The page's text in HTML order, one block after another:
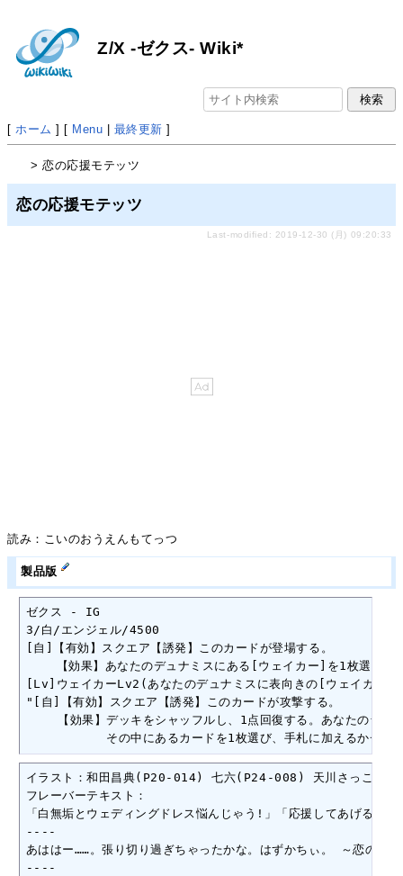
Z/X -ゼクス- Wiki*
[ ホーム ] [ Menu | 最終更新 ]
> 恋の応援モテッツ
恋の応援モテッツ
Last-modified: 2019-12-30 (月) 09:20:33
読み：こいのおうえんもてっつ
製品版
ゼクス - IG
3/白/エンジェル/4500
[自]【有効】スクエア【誘発】このカードが登場する。
【効果】あなたのデュナミスにある[ウェイカー]を1枚選び、
[Lv]ウェイカーLv2(あなたのデュナミスに表向きの[ウェイカー]
"[自]【有効】スクエア【誘発】このカードが攻撃する。
【効果】デッキをシャッフルし、1点回復する。あなたのライ
その中にあるカードを1枚選び、手札に加えるかチャー
イラスト：和田昌典(P20-014) 七六(P24-008) 天川さっこ
フレーバーテキスト：
「白無垢とウェディングドレス悩んじゃう!」「応援してあげる
----
あははー……。張り切り過ぎちゃったかな。はずかちぃ。 ～恋の
----